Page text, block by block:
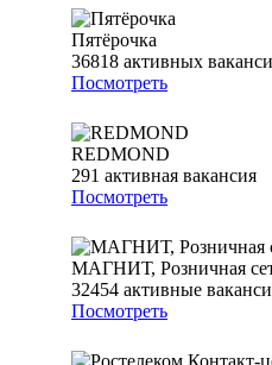
Пятёрочка
36818 активных
Посмотреть
REDMOND
291 активная вакансия
Посмотреть
МАГНИТ, Розничная
32454 активные
Посмотреть